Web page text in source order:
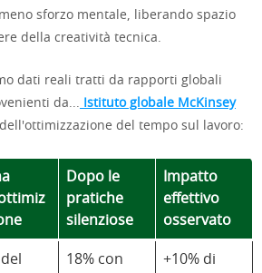
sforzo mentale, liberando spazio
della creatività tecnica.
dati reali tratti da rapporti globali
da... Istituto globale McKinsey
del tempo sul lavoro:
Dopo le
pratiche
silenziose
Impatto
effettivo
osservato
18% con
+10% di